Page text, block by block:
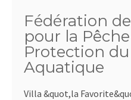
Fédération
pour la
Protection
Aquatique
Villa &quot,la